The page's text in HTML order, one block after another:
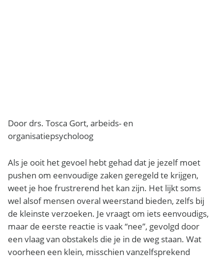
Door drs. Tosca Gort, arbeids- en
organisatiepsycholoog
Als je ooit het gevoel hebt gehad dat je jezelf moet
pushen om eenvoudige zaken geregeld te krijgen,
weet je hoe frustrerend het kan zijn. Het lijkt soms
wel alsof mensen overal weerstand bieden, zelfs bij
de kleinste verzoeken. Je vraagt om iets eenvoudigs,
maar de eerste reactie is vaak “nee”, gevolgd door
een vlaag van obstakels die je in de weg staan. Wat
voorheen een klein, misschien vanzelfsprekend